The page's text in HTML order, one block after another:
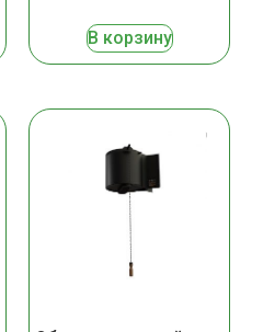
В корзину